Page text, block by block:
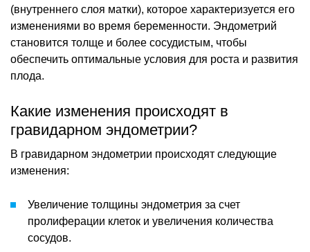
(внутреннего слоя матки), которое характеризуется его
изменениями во время беременности. Эндометрий
становится толще и более сосудистым, чтобы
обеспечить оптимальные условия для роста и развития
плода.
Какие изменения происходят в
гравидарном эндометрии?
В гравидарном эндометрии происходят следующие
изменения:
Увеличение толщины эндометрия за счет
пролиферации клеток и увеличения количества
сосудов.